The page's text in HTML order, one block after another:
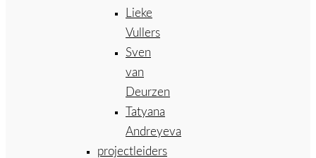
Lieke
Vullers
Sven
van
Deurzen
Tatyana
Andreyeva
projectleiders